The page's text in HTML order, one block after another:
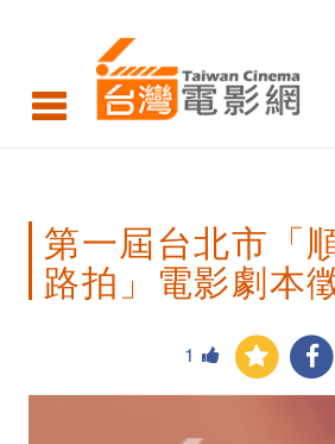
屆
北
「順
景
第一屆台北市「
路拍」電影劇本
1